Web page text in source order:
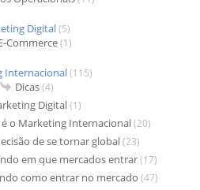
Digital(5)
Commerce(1)
Internacional(115)
Dicas(4)
Digital(1)
o Marketing Internacional(20)
de se tornar global(23)
em que mercados entrar(17)
como entrar no mercado (47)